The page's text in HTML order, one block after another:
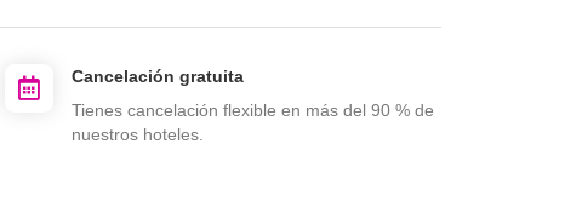
Cancelación gratuita
Tienes cancelación flexible en más del 90 % de
nuestros hoteles.